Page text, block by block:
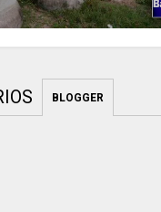
BLOGGER